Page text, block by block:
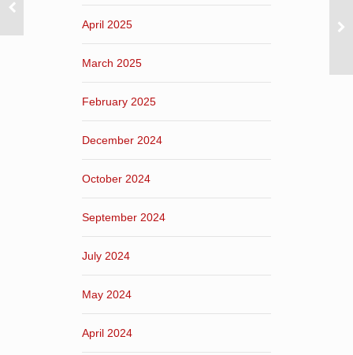
April 2025
March 2025
February 2025
December 2024
October 2024
September 2024
July 2024
May 2024
April 2024